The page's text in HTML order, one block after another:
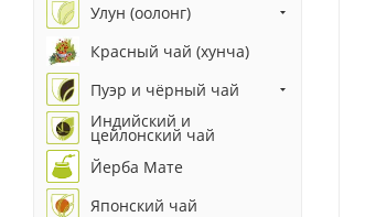
Улун (оолонг)
Красный чай (хунча)
Пуэр и чёрный чай
Индийский и
цейлонский чай
Йерба Мате
Японский чай